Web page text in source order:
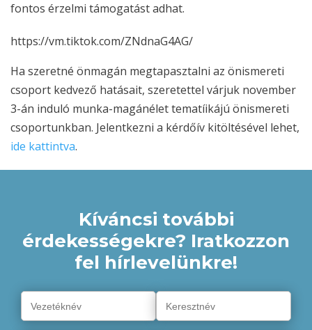
fontos érzelmi támogatást adhat.
https://vm.tiktok.com/ZNdnaG4AG/
Ha szeretné önmagán megtapasztalni az önismereti
csoport kedvező hatásait, szeretettel várjuk november
3-án induló munka-magánélet tematíikájú önismereti
csoportunkban. Jelentkezni a kérdőív kitöltésével lehet,
ide kattintva.
Kíváncsi további
érdekességekre? Iratkozzon
fel hírlevelünkre!